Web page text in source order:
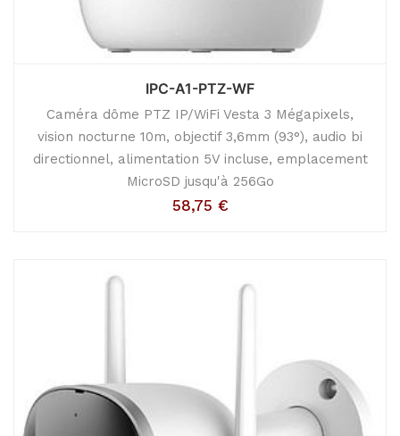
IPC-A1-PTZ-WF
Caméra dôme PTZ IP/WiFi Vesta 3 Mégapixels,
vision nocturne 10m, objectif 3,6mm (93°), audio bi
directionnel, alimentation 5V incluse, emplacement
MicroSD jusqu'à 256Go
58,75 €